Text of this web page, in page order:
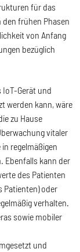
für das
den frühen Phasen
von Anfang
bezüglich
IoT-Gerät und
werden kann, wäre
zu Hause
vitaler
regelmäßigen
Ebenfalls kann der
des Patienten
Patienten) oder
verhalten.
sowie mobiler
und